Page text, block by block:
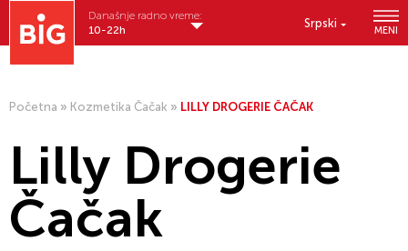
Srpski
MENI
Današnje radno vreme:
10-22h
Početna » Kozmetika Čačak » LILLY DROGERIE ČAČAK
Lilly Drogerie
Čačak